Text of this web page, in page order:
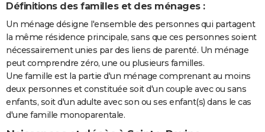
Définitions des familles et des ménages :
Un ménage désigne l'ensemble des personnes qui partagent
la même résidence principale, sans que ces personnes soient
nécessairement unies par des liens de parenté. Un ménage
peut comprendre zéro, une ou plusieurs familles.
Une famille est la partie d'un ménage comprenant au moins
deux personnes et constituée soit d'un couple avec ou sans
enfants, soit d'un adulte avec son ou ses enfant(s) dans le cas
d'une famille monoparentale.